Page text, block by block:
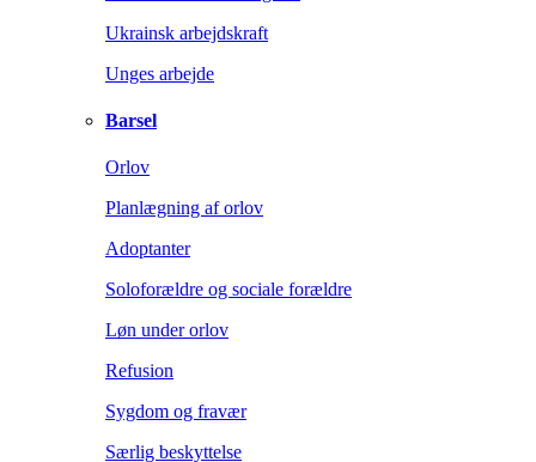
Ukrainsk arbejdskraft
Unges arbejde
Barsel
Orlov
Planlægning af orlov
Adoptanter
Soloforældre og sociale forældre
Løn under orlov
Refusion
Sygdom og fravær
Særlig beskyttelse